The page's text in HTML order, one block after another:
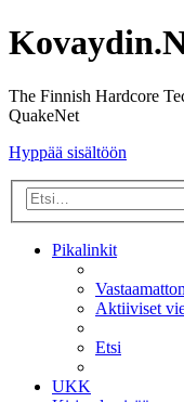
The Finnish Hardcore
QuakeNet
Hyppää sisältöön
Pikalinkit
Aktiiviset
Etsi
UKK